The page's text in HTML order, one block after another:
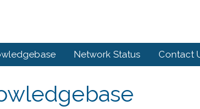
Network Status Contact